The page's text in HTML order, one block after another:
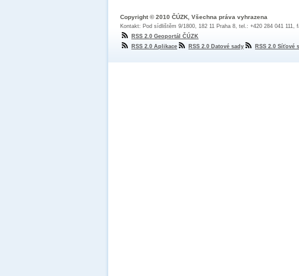
Copyright © 2010 ČÚZK, Všechna práva vyhrazena
Kontakt: Pod sídlištěm 9/1800, 182 11 Praha 8, tel.: +420 284 041 111,
RSS 2.0 Geoportál ČÚZK
RSS 2.0 Aplikace
RSS 2.0 Datové sady RSS 2.0 Síťové